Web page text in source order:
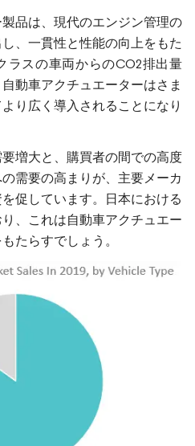
品は、現代のエンジン管理の
、一貫性と性能の向上をもた
ラスの車両からのCO2排出量
動車アクチュエーターはさま
り広く導入されることになり
増大と、購買者の間での高度
需要の高まりが、主要メーカ
促しています。日本における
、これは自動車アクチュエー
たらすでしょう。